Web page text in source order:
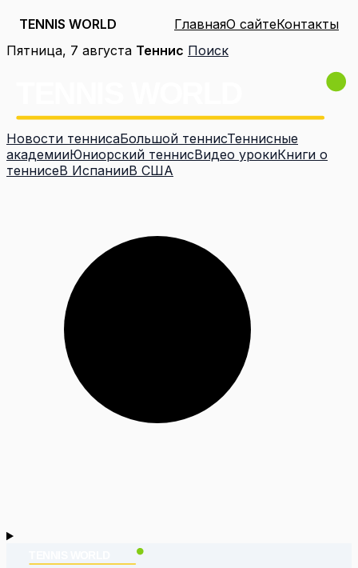
TENNIS WORLD ГлавнаяО сайтеКонтакты
Перейти
Пятница, 7 августа Теннис Поиск
Новости теннисаБольшой теннисТеннисные
академииЮниорский теннисВидео урокиКниги о
теннисеВ ИспанииВ США